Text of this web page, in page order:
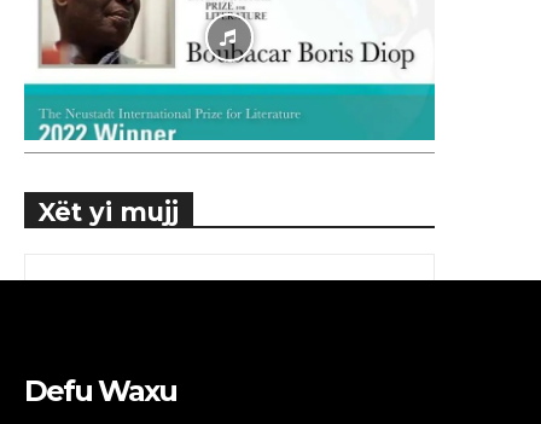
Xët yi mujj
Defu Waxu